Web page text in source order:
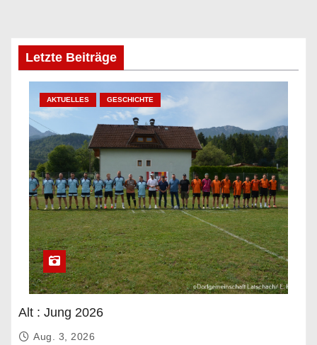
Letzte Beiträge
AKTUELLES GESCHICHTE
Alt : Jung 2026
Aug. 3, 2026